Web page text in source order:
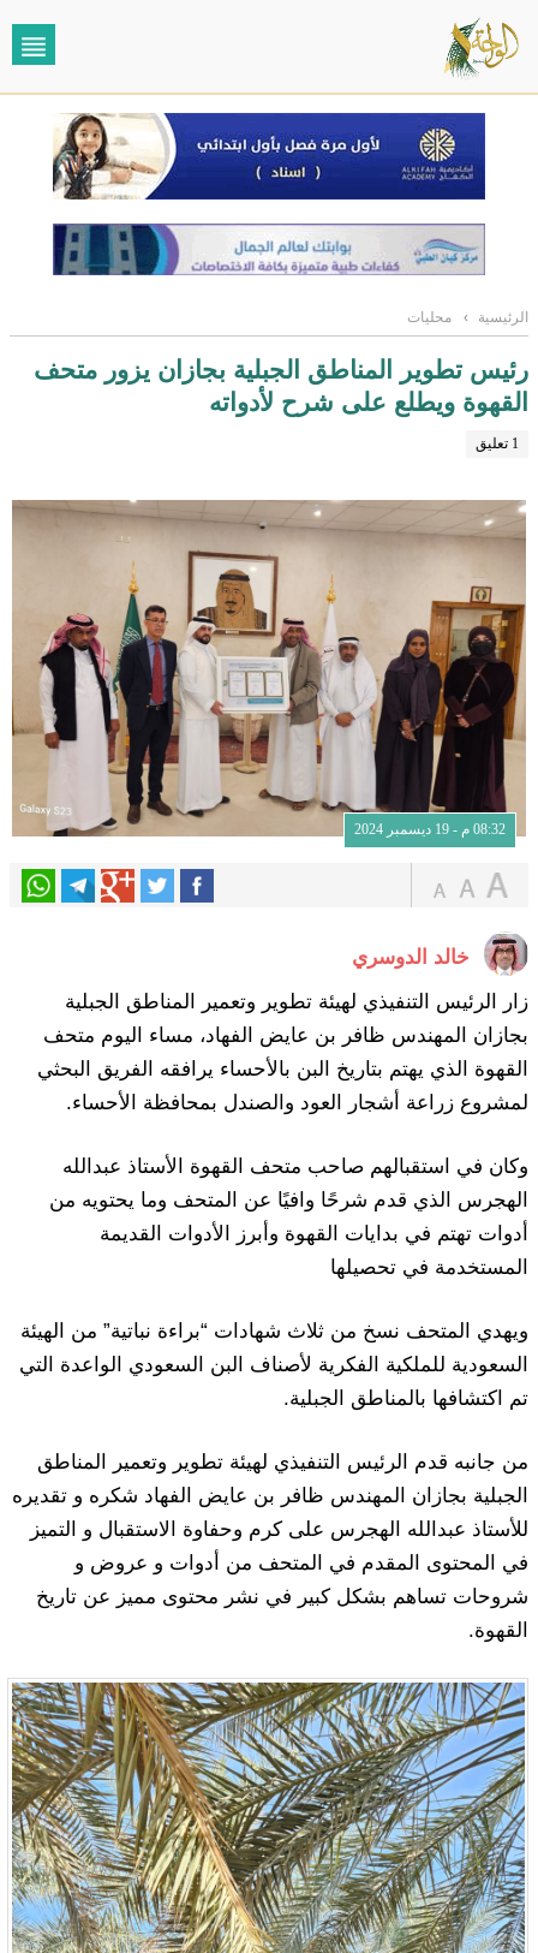
الرئيسية › محليات
رئيس تطوير المناطق الجبلية بجازان يزور متحف
القهوة ويطلع على شرح لأدواته
1 تعليق
08:32 م - 19 ديسمبر 2024
خالد الدوسري
زار الرئيس التنفيذي لهيئة تطوير وتعمير المناطق الجبلية
بجازان المهندس ظافر بن عايض الفهاد، مساء اليوم متحف
القهوة الذي يهتم بتاريخ البن بالأحساء يرافقه الفريق البحثي
لمشروع زراعة أشجار العود والصندل بمحافظة الأحساء.
وكان في استقبالهم صاحب متحف القهوة الأستاذ عبدالله
الهجرس الذي قدم شرحًا وافيًا عن المتحف وما يحتويه من
أدوات تهتم في بدايات القهوة وأبرز الأدوات القديمة
المستخدمة في تحصيلها
ويهدي المتحف نسخ من ثلاث شهادات “براءة نباتية” من الهيئة
السعودية للملكية الفكرية لأصناف البن السعودي الواعدة التي
تم اكتشافها بالمناطق الجبلية.
من جانبه قدم الرئيس التنفيذي لهيئة تطوير وتعمير المناطق
الجبلية بجازان المهندس ظافر بن عايض الفهاد شكره و تقديره
للأستاذ عبدالله الهجرس على كرم وحفاوة الاستقبال و التميز
في المحتوى المقدم في المتحف من أدوات و عروض و
شروحات تساهم بشكل كبير في نشر محتوى مميز عن تاريخ
القهوة.